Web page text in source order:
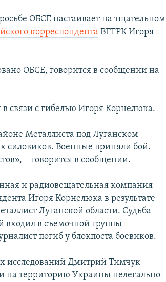
ОБСЕ настаивает на тщательном
корреспондента ВГТРК Игоря
ОБСЕ, говорится в сообщении на
в связи с гибелью Игоря Корнелюка.
Металлиста под Луганском
силовиков. Военные приняли бой.
– говорится в сообщении.
и радиовещательная компания
Игоря Корнелюка в результате
Луганской области. Судьба
входил в съемочной группы
погиб у блокпоста боевиков.
исследований Дмитрий Тимчук
на территорию Украины нелегально